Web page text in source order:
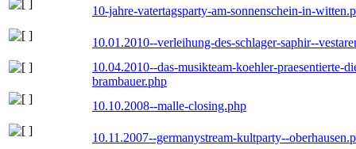
10-jahre-vatertagsparty-am-sonnenschein-in-
10.01.2010--verleihung-des-schlager-saphir--
10.04.2010--das-musikteam-koehler-praesentierte-
brambauer.php
10.10.2008--malle-closing.php
10.11.2007--germanystream-kultparty--